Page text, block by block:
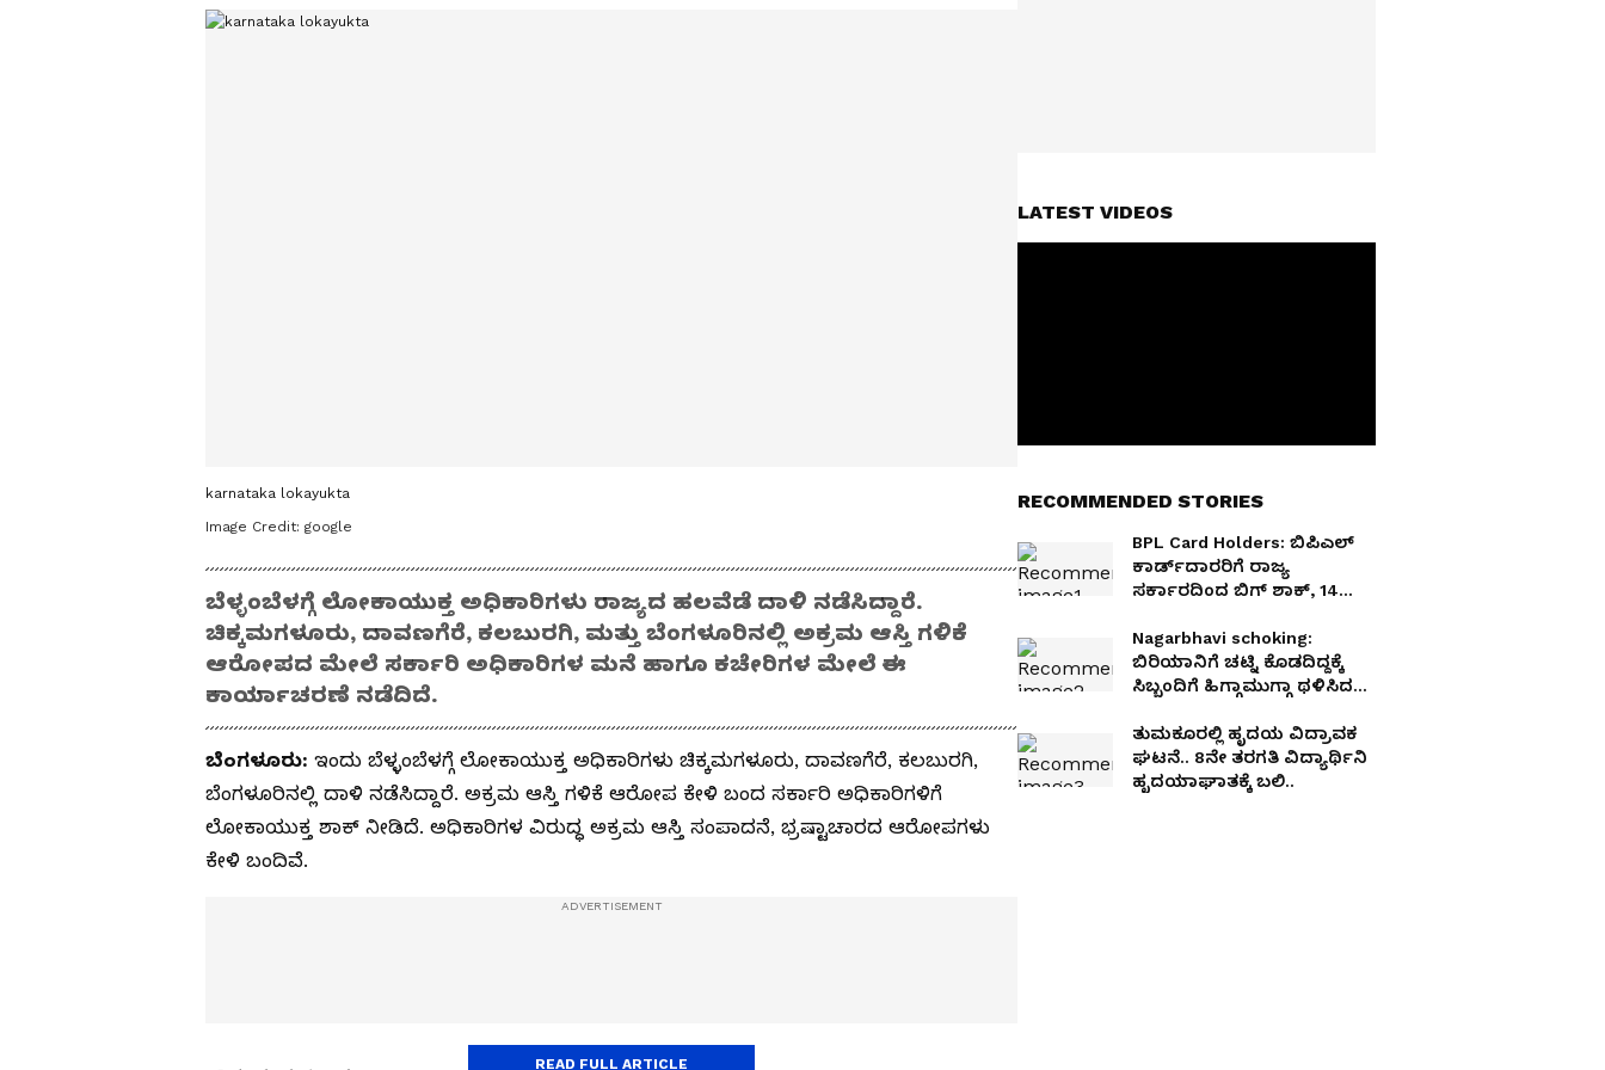
karnataka lokayukta
Image Credit: google
ಬೆಳ್ಳಂಬೆಳಗ್ಗೆ ಲೋಕಾಯುಕ್ತ ಅಧಿಕಾರಿಗಳು ರಾಜ್ಯದ ಹಲವೆಡೆ ದಾಳಿ ನಡೆಸಿದ್ದಾರೆ.
ಚಿಕ್ಕಮಗಳೂರು, ದಾವಣಗೆರೆ, ಕಲಬುರಗಿ, ಮತ್ತು ಬೆಂಗಳೂರಿನಲ್ಲಿ ಅಕ್ರಮ ಆಸ್ತಿ ಗಳಿಕೆ
ಆರೋಪದ ಮೇಲೆ ಸರ್ಕಾರಿ ಅಧಿಕಾರಿಗಳ ಮನೆ ಹಾಗೂ ಕಚೇರಿಗಳ ಮೇಲೆ ಈ
ಕಾರ್ಯಾಚರಣೆ ನಡೆದಿದೆ.
ಬೆಂಗಳೂರು: ಇಂದು ಬೆಳ್ಳಂಬೆಳಗ್ಗೆ ಲೋಕಾಯುಕ್ತ ಅಧಿಕಾರಿಗಳು ಚಿಕ್ಕಮಗಳೂರು, ದಾವಣಗೆರೆ, ಕಲಬುರಗಿ,
ಬೆಂಗಳೂರಿನಲ್ಲಿ ದಾಳಿ ನಡೆಸಿದ್ದಾರೆ. ಅಕ್ರಮ ಆಸ್ತಿ ಗಳಿಕೆ ಆರೋಪ ಕೇಳಿ ಬಂದ ಸರ್ಕಾರಿ ಅಧಿಕಾರಿಗಳಿಗೆ
ಲೋಕಾಯುಕ್ತ ಶಾಕ್ ನೀಡಿದೆ. ಅಧಿಕಾರಿಗಳ ವಿರುದ್ಧ ಅಕ್ರಮ ಆಸ್ತಿ ಸಂಪಾದನೆ, ಭ್ರಷ್ಟಾಚಾರದ ಆರೋಪಗಳು
ಕೇಳಿ ಬಂದಿವೆ.
READ FULL ARTICLE
LATEST VIDEOS
RECOMMENDED STORIES
BPL Card Holders: ಬಿಪಿಎಲ್
ಕಾರ್ಡ್‌ದಾರರಿಗೆ ರಾಜ್ಯ
ಸರ್ಕಾರದಿಂದ ಬಿಗ್ ಶಾಕ್, 14
Nagarbhavi schoking:
ಬಿರಿಯಾನಿಗೆ ಚಟ್ನಿ ಕೊಡದಿದ್ದಕ್ಕೆ
ಸಿಬ್ಬಂದಿಗೆ ಹಿಗ್ಗಾಮುಗ್ಗಾ ಥಳಿಸಿದ
ತುಮಕೂರಲ್ಲಿ ಹೃದಯ ವಿದ್ರಾವಕ
ಘಟನೆ.. 8ನೇ ತರಗತಿ ವಿದ್ಯಾರ್ಥಿನಿ
ಹೃದಯಾಘಾತಕ್ಕೆ ಬಲಿ..